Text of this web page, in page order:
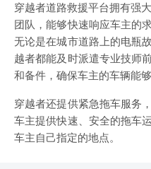
穿越者道路救援平台拥有强
团队，能够快速响应车主的
无论是在城市道路上的电瓶
越者都能及时派遣专业技师
和备件，确保车主的车辆能
穿越者还提供紧急拖车服务
车主提供快速、安全的拖车
车主自己指定的地点。